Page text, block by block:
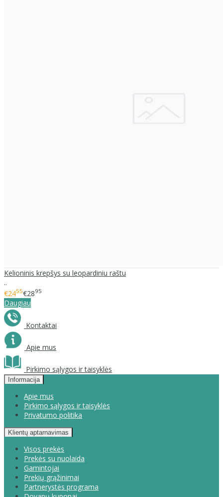
Kelioninis krepšys su leopardiniu raštu
..
€2455€2895
Daugiau
Kontaktai
Apie mus
Pirkimo sąlygos ir taisyklės
Informacija
Apie mus
Pirkimo sąlygos ir taisyklės
Privatumo politika
Klientų aptarnavimas
Visos prekės
Prekės su nuolaida
Gamintojai
Prekių grąžinimai
Partnerystės programa